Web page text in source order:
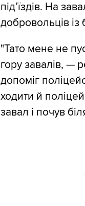
підʼїздів. На
добровольців із
"Тато мене не
гору завалів, —
допоміг
ходити й
завал і почув